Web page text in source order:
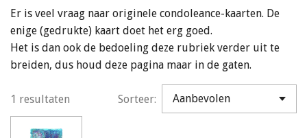
Er is veel vraag naar originele condoleance-kaarten. De
enige (gedrukte) kaart doet het erg goed.
Het is dan ook de bedoeling deze rubriek verder uit te
breiden, dus houd deze pagina maar in de gaten.
1 resultaten Sorteer: